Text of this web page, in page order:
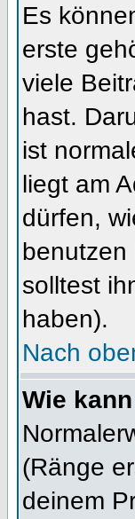
Es
erste
viele
hast.
ist
liegt am
dürfen,
benutzen
solltest
haben).
Nach
Wie
(Ränge
deinem